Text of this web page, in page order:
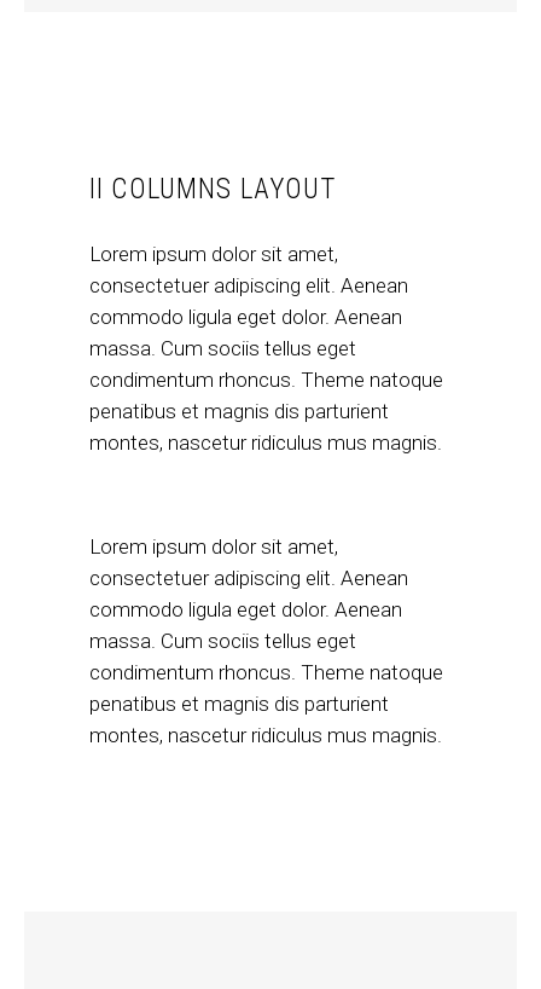
II COLUMNS LAYOUT
Lorem ipsum dolor sit amet,
consectetuer adipiscing elit. Aenean
commodo ligula eget dolor. Aenean
massa. Cum sociis tellus eget
condimentum rhoncus. Theme natoque
penatibus et magnis dis parturient
montes, nascetur ridiculus mus magnis.
Lorem ipsum dolor sit amet,
consectetuer adipiscing elit. Aenean
commodo ligula eget dolor. Aenean
massa. Cum sociis tellus eget
condimentum rhoncus. Theme natoque
penatibus et magnis dis parturient
montes, nascetur ridiculus mus magnis.